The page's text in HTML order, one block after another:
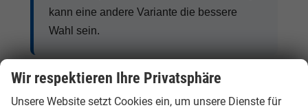
kann eine andere Variante die bessere
Wahl sein.
Dacia Bigster Reimport: Für wen
Wir respektieren Ihre Privatsphäre
Unsere Website setzt Cookies ein, um unsere Dienste für